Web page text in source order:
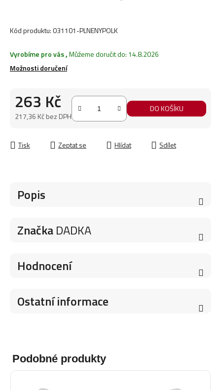
Kód produktu:031101-PLNENYPOLK
Vyrobíme pro vás,Můžeme doručit do: 14.8.2026
Možnosti doručení
263 Kč
217,36 Kč bez DPH
DO KOŠÍKU
Tisk Zeptat se Hlídat Sdílet
Popis
ZnačkaDADKA
Hodnocení
Ostatní informace
Podobné produkty